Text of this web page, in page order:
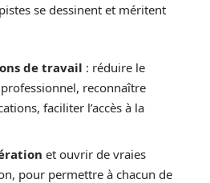
se dessinent et méritent
de travail : réduire le
reconnaître
faciliter l’accès à la
et ouvrir de vraies
pour permettre à chacun de